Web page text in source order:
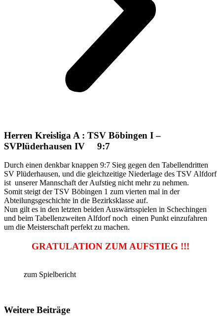
Herren Kreisliga A : TSV Böbingen I –
SVPlüderhausen IV 9:7
Durch einen denkbar knappen 9:7 Sieg gegen den Tabellendritten
SV Plüderhausen, und die gleichzeitige Niederlage des TSV Alfdorf
ist unserer Mannschaft der Aufstieg nicht mehr zu nehmen.
Somit steigt der TSV Böbingen 1 zum vierten mal in der
Abteilungsgeschichte in die Bezirksklasse auf.
Nun gilt es in den letzten beiden Auswärtsspielen in Schechingen
und beim Tabellenzweiten Alfdorf noch einen Punkt einzufahren
um die Meisterschaft perfekt zu machen.
GRATULATION ZUM AUFSTIEG !!!
zum Spielbericht
Weitere Beiträge